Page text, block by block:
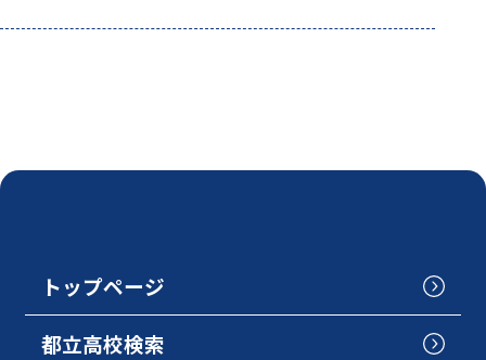
トップページ
都立高校検索